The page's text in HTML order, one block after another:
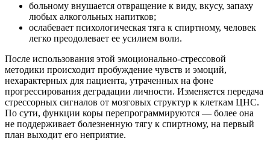
больному внушается отвращение к виду, вкусу, запаху
любых алкогольных напитков;
ослабевает психологическая тяга к спиртному, человек
легко преодолевает ее усилием воли.
После использования этой эмоционально-стрессовой
методики происходит пробуждение чувств и эмоций,
нехарактерных для пациента, утраченных на фоне
прогрессирования деградации личности. Изменяется передача
стрессорных сигналов от мозговых структур к клеткам ЦНС.
По сути, функции коры перепрограммируются — более она
не поддерживает болезненную тягу к спиртному, на первый
план выходит его неприятие.